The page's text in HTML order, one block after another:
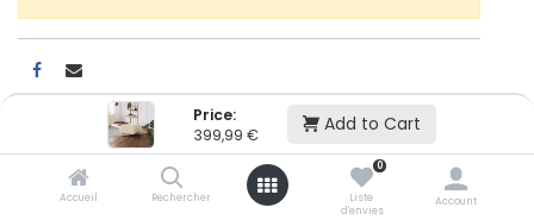
Price:
399,99 € Add to Cart
Accueil Rechercher
0
Liste
d'envies
Account
Cet article n'est plus disponible.